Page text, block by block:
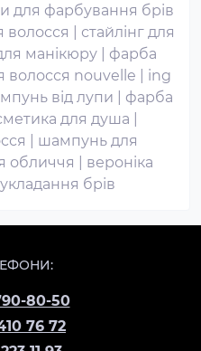
для фарбування брів
волосся
стайлінг для
манікюру
фарба
волосся nouvelle
ing
від лупи
фарба
для душа
шампунь для
обличчя
вероніка
брів
80-50
76 72